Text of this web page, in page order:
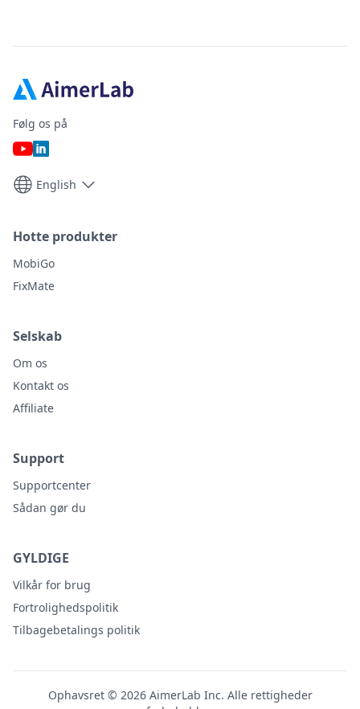
Følg os på
English
Hotte produkter
MobiGo
FixMate
Selskab
Om os
Kontakt os
Affiliate
Support
Supportcenter
Sådan gør du
GYLDIGE
Vilkår for brug
Fortrolighedspolitik
Tilbagebetalings politik
Ophavsret © 2026 AimerLab Inc. Alle rettigheder